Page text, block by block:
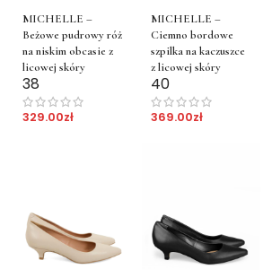
MICHELLE –
Beżowe pudrowy róż
na niskim obcasie z
licowej skóry
38
329.00zł
MICHELLE –
Ciemno bordowe
szpilka na kaczuszce
z licowej skóry
40
369.00zł